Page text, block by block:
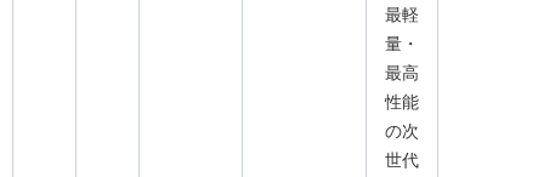
最軽
量・
最高
性能
の次
世代